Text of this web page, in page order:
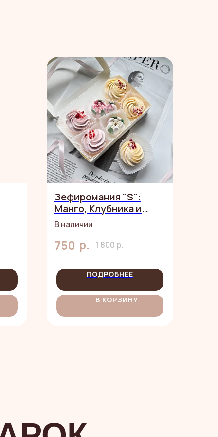
Зефиромания "S":
Манго, Клубника и
Цветы
В наличии
750 р. 1 800р.
ПОДРОБНЕЕ
В КОРЗИНУ